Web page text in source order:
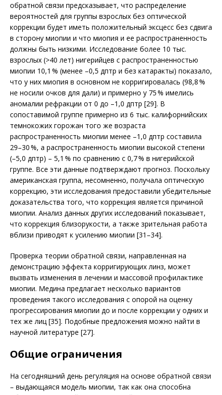
обратной связи предсказывает, что распределение
вероятностей для группы взрослых без оптической
коррекции будет иметь положительный эксцесс без сдвига
в сторону миопии и что миопия и ее распространенность
должны быть низкими. Исследование более 10 тыс.
взрослых (>40 лет) нигерийцев с распространенностью
миопии 10,1 % (менее –0,5 дптр и без катаракты) показало,
что у них миопия в основном не корригировалась (98,8 %
не носили очков для дали) и примерно у 75 % имелись
аномалии рефракции от 0 до –1,0 дптр [29]. В
сопоставимой группе примерно из 6 тыс. калифорнийских
темнокожих горожан того же возраста
распространенность миопии менее –1,0 дптр составила
29–30 %, а распространенность миопии высокой степени
(–5,0 дптр) – 5,1 % по сравнению с 0,7 % в нигерийской
группе. Все эти данные подтверждают прогноз. Поскольку
американская группа, несомненно, получала оптическую
коррекцию, эти исследования предоставили убедительные
доказательства того, что коррекция является причиной
миопии. Анализ данных других исследований показывает,
что коррекция близорукости, а также зрительная работа
вблизи приводят к усилению мио­пии [31–34].
Проверка теории обратной связи, направленная на
демонстрацию эффекта корригирующих линз, может
вызвать изменения в лечении и массовой профилактике
миопии. Медина предлагает несколько вариантов
проведения такого исследования с опорой на оценку
прогрессирования миопии до и после коррекции у одних и
тех же лиц [35]. Подобные предложения можно найти в
научной литературе [27].
Общие ограничения
На сегодняшний день регуляция на основе обратной связи
– выдающаяся модель миопии, так как она способна